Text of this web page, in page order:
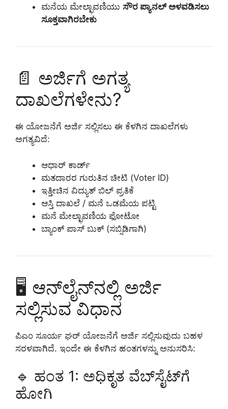
ಮನೆಯ ಮೇಲ್ಛಾವಣಿಯು ಸೌರ ಪ್ಯಾನಲ್ ಅಳವಡಿಸಲು
ಸೂಕ್ತವಾಗಿರಬೇಕು
📄 ಅರ್ಜಿಗೆ ಅಗತ್ಯ
ದಾಖಲೆಗಳೇನು?
ಈ ಯೋಜನೆಗೆ ಅರ್ಜಿ ಸಲ್ಲಿಸಲು ಈ ಕೆಳಗಿನ ದಾಖಲೆಗಳು
ಅಗತ್ಯವಿದೆ:
ಆಧಾರ್ ಕಾರ್ಡ್
ಮತದಾರರ ಗುರುತಿನ ಚೀಟಿ (Voter ID)
ಇತ್ತೀಚಿನ ವಿದ್ಯುತ್ ಬಿಲ್ ಪ್ರತಿಕೆ
ಆಸ್ತಿ ದಾಖಲೆ / ಮನೆ ಒಡಮೆಯ ಪಟ್ಟಿ
ಮನೆ ಮೇಲ್ಛಾವಣಿಯ ಫೋಟೋ
ಬ್ಯಾಂಕ್ ಪಾಸ್ ಬುಕ್ (ಸಬ್ಸಿಡಿಗಾಗಿ)
🖥️ ಆನ್‌ಲೈನ್‌ನಲ್ಲಿ ಅರ್ಜಿ
ಸಲ್ಲಿಸುವ ವಿಧಾನ
ಪಿಎಂ ಸೂರ್ಯ ಘರ್ ಯೋಜನೆಗೆ ಅರ್ಜಿ ಸಲ್ಲಿಸುವುದು ಬಹಳ
ಸರಳವಾಗಿದೆ. ಇಂದೇ ಈ ಕೆಳಗಿನ ಹಂತಗಳನ್ನು ಅನುಸರಿಸಿ:
🔹 ಹಂತ 1: ಅಧಿಕೃತ ವೆಬ್‌ಸೈಟ್‌ಗೆ
ಹೋಗಿ